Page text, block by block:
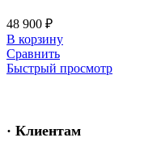
48 900 ₽
В корзину
Сравнить
Быстрый просмотр
· Клиентам